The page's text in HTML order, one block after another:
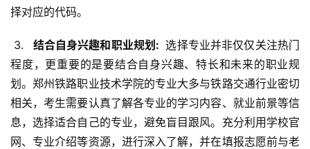
择对应的代码。
3.
  结合自身兴趣和职业规划:
选择专业并非仅仅关注热门
程度，更重要的是要结合自身兴趣、特长和未来的职业规
划。郑州铁路职业技术学院的专业大多与铁路交通行业密切
相关，考生需要认真了解各专业的学习内容、就业前景等信
息，选择适合自己的专业，避免盲目跟风。充分利用学校官
网、专业介绍等资源，进行深入了解，并在填报志愿前与老